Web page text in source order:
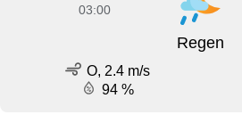
03:00
Regen
O, 2.4 m/s
94 %